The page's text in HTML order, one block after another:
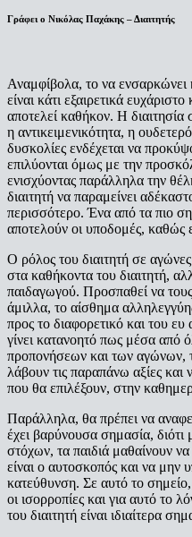
Γράφει ο Νικόλας Παχάκης – Διαιτητής
Αναμφίβολα, το να ενσαρκώνει
είναι κάτι εξαιρετικά
αποτελεί καθήκον. Η διαιτησία
η αντικειμενικότητα, η
δυσκολίες ενδέχεται να
επιλύονται όμως με την
ενισχύοντας παράλληλα την
διαιτητή να παραμείνει
περισσότερο. Ένα από τα πιο
αποτελούν οι υποδομές, καθώς
Ο ρόλος του διαιτητή σε
στα καθήκοντα του διαιτητή,
παιδαγωγού. Προσπαθεί να
άμιλλα, το αίσθημα
προς το διαφορετικό και του ευ
γίνει κατανοητό πως μέσα από
προπονήσεων και των αγώνων,
λάβουν τις παραπάνω αξίες και
που θα επιλέξουν, στην
Παράλληλα, θα πρέπει να
έχει βαρύνουσα σημασία, διότι
στόχων, τα παιδιά μαθαίνουν
είναι ο αυτοσκοπός και να μην
κατεύθυνση. Σε αυτό το σημείο,
οι ισορροπίες και για αυτό το
του διαιτητή είναι ιδιαίτερα